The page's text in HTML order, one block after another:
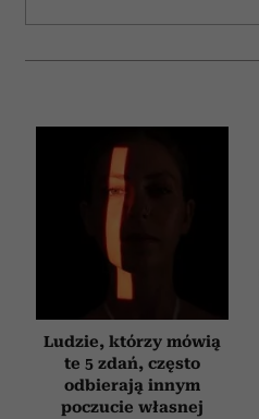
Ludzie, którzy mówią
te 5 zdań, często
odbierają innym
poczucie własnej